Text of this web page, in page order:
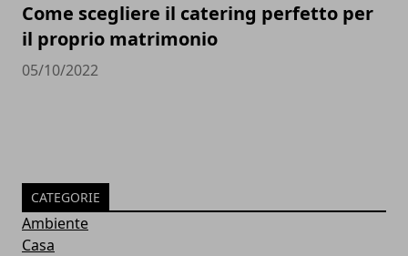
Come scegliere il catering perfetto per
il proprio matrimonio
05/10/2022
CATEGORIE
Ambiente
Casa